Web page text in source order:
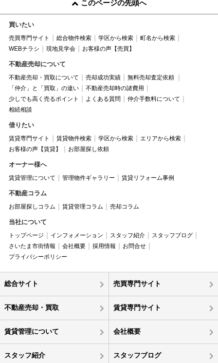
このページの先頭へ
買いたい
売買専門サイト 総合物件検索 学区から検索
町名から検索
WEBチラシ
現地見学会 お客様の声【売買】
不動産売却について
不動産売却・買取について 売却成功実績
無料売却査定依頼
「仲介」と「買取」の違い
不動産売却時の諸費用
少しでも高く売るポイント
よくある質問
仲介手数料について
相続相談
借りたい
賃貸専門サイト 賃貸物件検索 学区から検索
エリアから検索
お客様の声【賃貸】
お部屋探し依頼
オーナー様へ
賃貸管理について 管理物件ギャラリー 賃貸リフォーム事例
不動産コラム
お部屋探しコラム 賃貸管理コラム 売却コラム
当社について
トップページ インフォメーション スタッフ紹介
スタッフブログ
さいたま市街情報
会社概要 採用情報
お問合せ
プライバシーポリシー
総合サイト 売買専門サイト
不動産売却・買取 賃貸専門サイト
賃貸管理について 会社概要
スタッフ紹介 スタッフブログ